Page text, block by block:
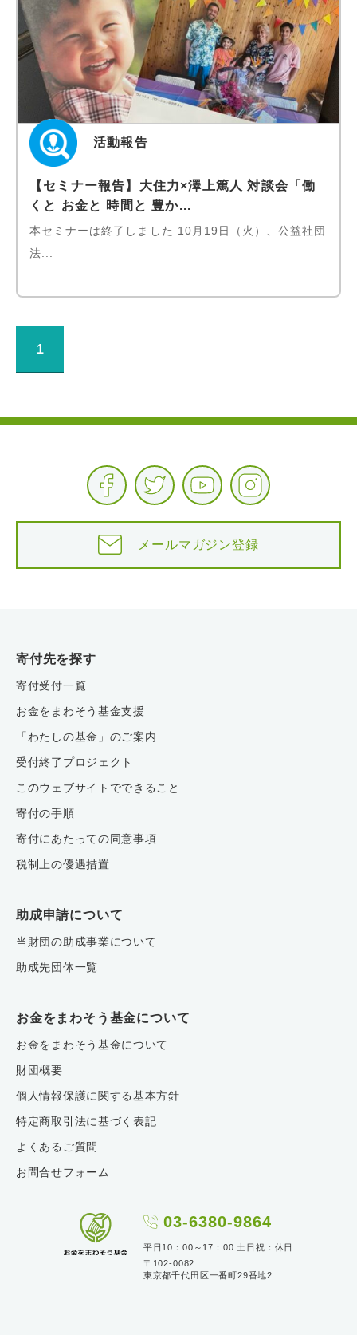
活動報告
【セミナー報告】大住力×澤上篤人 対談会「働
くと お金と 時間と 豊か...
本セミナーは終了しました 10月19日（火）、公益社団
法...
1
メールマガジン登録
寄付先を探す
寄付受付一覧
お金をまわそう基金支援
「わたしの基金」のご案内
受付終了プロジェクト
このウェブサイトでできること
寄付の手順
寄付にあたっての同意事項
税制上の優遇措置
助成申請について
当財団の助成事業について
助成先団体一覧
お金をまわそう基金について
お金をまわそう基金について
財団概要
個人情報保護に関する基本方針
特定商取引法に基づく表記
よくあるご質問
お問合せフォーム
03-6380-9864
平日10：00～17：00 土日祝：休日
〒102-0082
東京都千代田区一番町29番地2